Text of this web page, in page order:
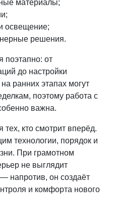
материалы;
освещение;
решения.
поэтапно: от
до настройки
ранних этапах могут
поэтому работа с
важна.
кто смотрит вперёд.
технологии, порядок и
При грамотном
не выглядит
напротив, он создаёт
и комфорта нового